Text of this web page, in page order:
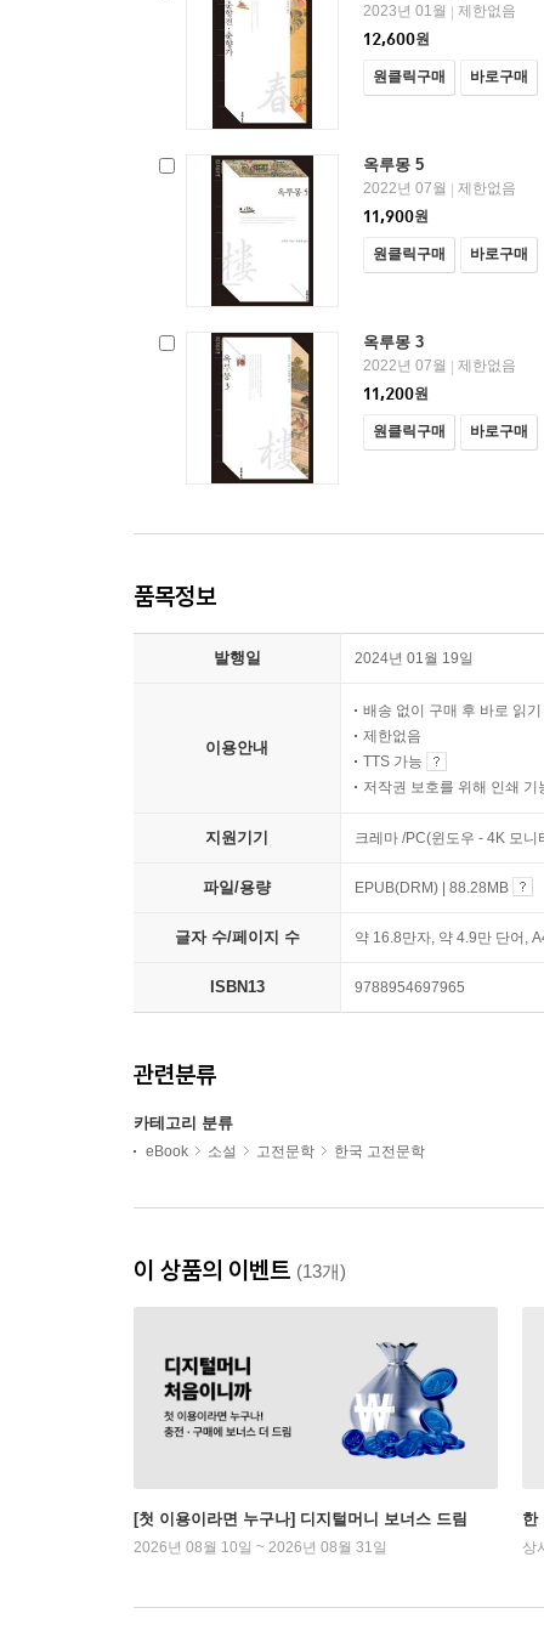
2023년 01월 | 제한없음
12,600원
원클릭구매 바로구매
옥루몽 5
2022년 07월 | 제한없음
11,900원
원클릭구매 바로구매
옥루몽 3
2022년 07월 | 제한없음
11,200원
원클릭구매 바로구매
품목정보
발행일 2024년 01월 19일
이용안내
배송 없이 구매 후 바로 읽기
제한없음
TTS 가능
저작권 보호를 위해 인쇄 기
지원기기 크레마 /PC(윈도우 - 4K 모
파일/용량 EPUB(DRM) | 88.28MB
글자 수/페이지 수 약 16.8만자, 약 4.9만 단어,
ISBN13 9788954697965
관련분류
카테고리 분류
eBook 소설 고전문학 한국 고전문학
이 상품의 이벤트 (13개)
[첫 이용이라면 누구나] 디지털머니 보너스 드림
2026년 08월 10일 ~ 2026년 08월 31일
한
상